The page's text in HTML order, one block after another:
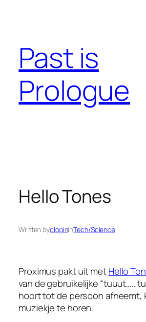
Past is
Prologue
Hello Tones
Written byclopininTech/Science
Proximus pakt uit metHello
van de gebruikelijke “tuuut…..
hoort tot de persoon afneemt,
muziekje te horen.